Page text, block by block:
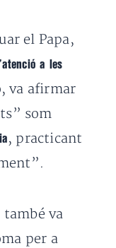
el Papa,
a les
va afirmar
som
, practicant
va
per a